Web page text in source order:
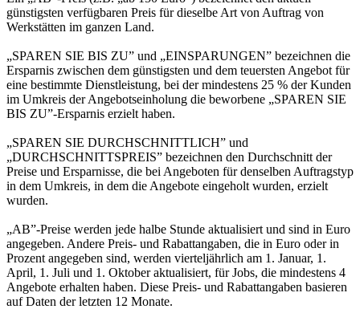
günstigsten verfügbaren Preis für dieselbe Art von Auftrag von
Werkstätten im ganzen Land.
„SPAREN SIE BIS ZU” und „EINSPARUNGEN” bezeichnen die
Ersparnis zwischen dem günstigsten und dem teuersten Angebot für
eine bestimmte Dienstleistung, bei der mindestens 25 % der Kunden
im Umkreis der Angebotseinholung die beworbene „SPAREN SIE
BIS ZU”-Ersparnis erzielt haben.
„SPAREN SIE DURCHSCHNITTLICH” und
„DURCHSCHNITTSPREIS” bezeichnen den Durchschnitt der
Preise und Ersparnisse, die bei Angeboten für denselben Auftragstyp
in dem Umkreis, in dem die Angebote eingeholt wurden, erzielt
wurden.
„AB”-Preise werden jede halbe Stunde aktualisiert und sind in Euro
angegeben. Andere Preis- und Rabattangaben, die in Euro oder in
Prozent angegeben sind, werden vierteljährlich am 1. Januar, 1.
April, 1. Juli und 1. Oktober aktualisiert, für Jobs, die mindestens 4
Angebote erhalten haben. Diese Preis- und Rabattangaben basieren
auf Daten der letzten 12 Monate.